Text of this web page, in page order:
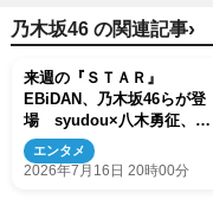
乃木坂46 の関連記事›
来週の『ＳＴＡＲ』
EBiDAN、乃木坂46らが登
場 syudou×八木勇征、上
垣皓太朗アナ×ちいかわ＆
島二郎がタッグ！
エンタメ
2026年7月16日 20時00分